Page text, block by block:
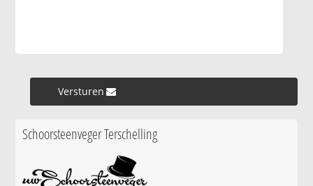
Versturen »
Schoorsteenveger Terschelling